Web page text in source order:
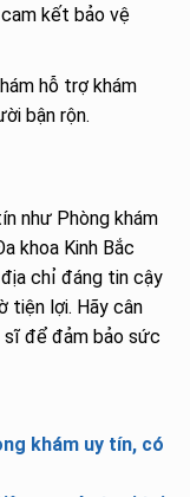
kết bảo vệ
hỗ trợ khám
bận rộn.
như Phòng khám
khoa Kinh Bắc
chỉ đáng tin cậy
tiện lợi. Hãy cân
sĩ để đảm bảo sức
khám uy tín, có